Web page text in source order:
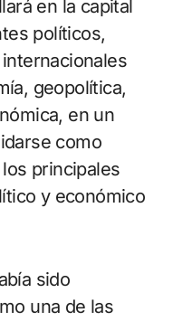
en la capital
políticos,
geopolítica,
en un
como
principales
y económico
sido
una de las